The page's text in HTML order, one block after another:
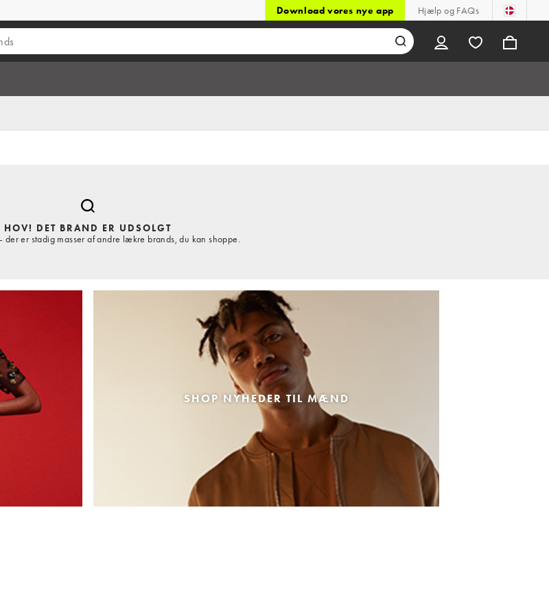
Download vores nye app Hjælp og FAQs
HOV! DET BRAND ER UDSOLGT
der er stadig masser af andre lækre brands, du kan shoppe.
SHOP NYHEDER TIL MÆND